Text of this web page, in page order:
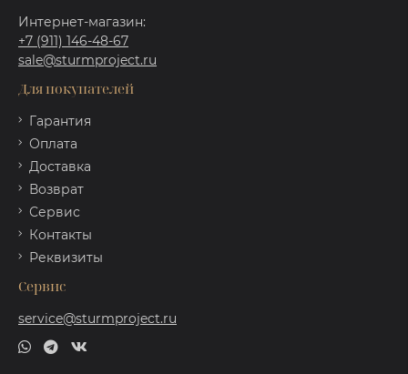
Интернет-магазин:
+7 (911) 146-48-67
sale@sturmproject.ru
Для покупателей
Гарантия
Оплата
Доставка
Возврат
Сервис
Контакты
Реквизиты
Сервис
service@sturmproject.ru